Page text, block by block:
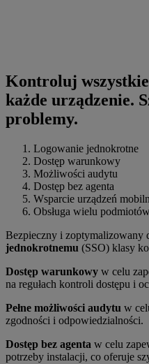
Kontroluj wszystkie
każde urządzenie.
problemy.
Logowanie jednokrotne
Dostęp warunkowy
Możliwości audytu
Dostęp bez agenta
Wsparcie urządzeń
Obsługa wielu
Bezpieczny i zoptymalizowany
jednokrotnemu (SSO) klasy
Dostęp warunkowy w celu
na regułach kontroli dostępu i
Pełne możliwości audytu w
zgodności i odpowiedzialności.
Dostęp bez agenta w celu
potrzeby instalacji, co oferuje